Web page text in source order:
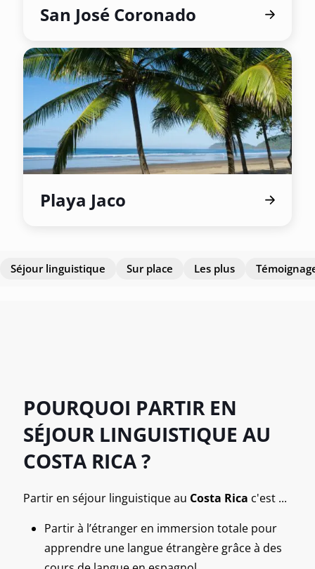
San José Coronado
Playa Jaco
Séjour linguistique Sur place Les plus
POURQUOI PARTIR EN
SÉJOUR LINGUISTIQUE AU
COSTA RICA ?
Partir en séjour linguistique au Costa Rica c'est ...
Partir à l’étranger en immersion totale pour
apprendre une langue étrangère grâce à des